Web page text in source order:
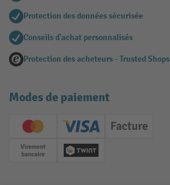
Protection des données sécurisée
Conseils d'achat personnalisés
Protection des acheteurs - Trusted Shops
Modes de paiement
Creditcard (Master)Creditcard (Visa)
Facture
Paiement anticipé
Twint